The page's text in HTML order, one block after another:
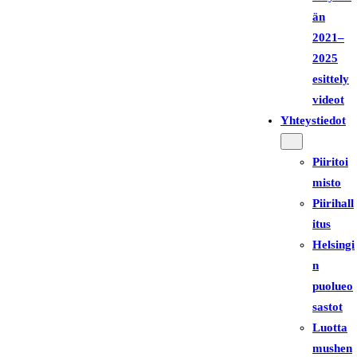
än
2021–
2025
esittely
videot
Yhteystiedot
Piiritoi
misto
Piirihall
itus
Helsingi
n
puolueo
sastot
Luotta
mushen